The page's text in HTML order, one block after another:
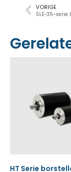
VORIGE
SLE-35-serie
HT Serie